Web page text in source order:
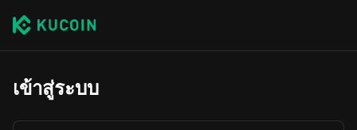
เข้าสู่ระบบ